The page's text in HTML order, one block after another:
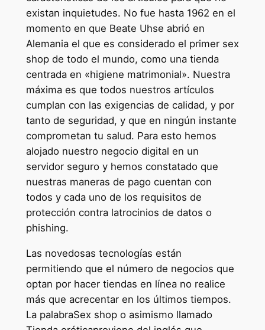
existan inquietudes. No fue hasta 1962 en el
momento en que Beate Uhse abrió en
Alemania el que es considerado el primer sex
shop de todo el mundo, como una tienda
centrada en «higiene matrimonial». Nuestra
máxima es que todos nuestros artículos
cumplan con las exigencias de calidad, y por
tanto de seguridad, y que en ningún instante
comprometan tu salud. Para esto hemos
alojado nuestro negocio digital en un
servidor seguro y hemos constatado que
nuestras maneras de pago cuentan con
todos y cada uno de los requisitos de
protección contra latrocinios de datos o
phishing.
Las novedosas tecnologías están
permitiendo que el número de negocios que
optan por hacer tiendas en línea no realice
más que acrecentar en los últimos tiempos.
La palabraSex shop o asimismo llamado